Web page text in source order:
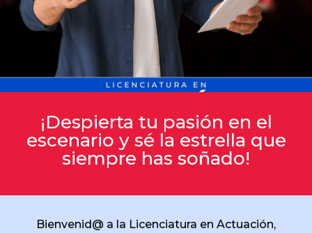
¡Despierta tu pasión en el
escenario y sé la estrella que
siempre has soñado!
Bienvenid@ a la Licenciatura en Actuación,